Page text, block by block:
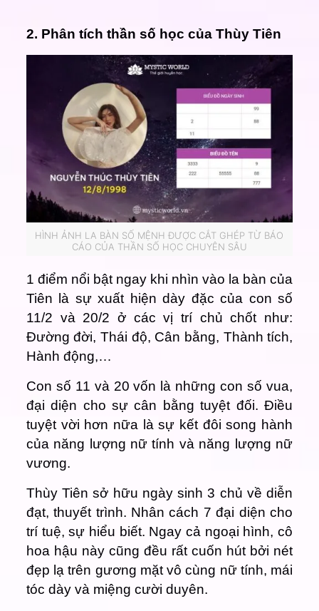
2. Phân tích thần số học của Thùy Tiên
HÌNH ẢNH LA BÀN SỐ MỆNH ĐƯỢC CẮT GHÉP TỪ BÁO
CÁO CỦA THẦN SỐ HỌC CHUYÊN SÂU
1 điểm nổi bật ngay khi nhìn vào la bàn của
Tiên là sự xuất hiện dày đặc của con số
11/2 và 20/2 ở các vị trí chủ chốt như:
Đường đời, Thái độ, Cân bằng, Thành tích,
Hành động,…
Con số 11 và 20 vốn là những con số vua,
đại diện cho sự cân bằng tuyệt đối. Điều
tuyệt vời hơn nữa là sự kết đôi song hành
của năng lượng nữ tính và năng lượng nữ
vương.
Thùy Tiên sở hữu ngày sinh 3 chủ về diễn
đạt, thuyết trình. Nhân cách 7 đại diện cho
trí tuệ, sự hiểu biết. Ngay cả ngoại hình, cô
hoa hậu này cũng đều rất cuốn hút bởi nét
đẹp lạ trên gương mặt vô cùng nữ tính, mái
tóc dày và miệng cười duyên.